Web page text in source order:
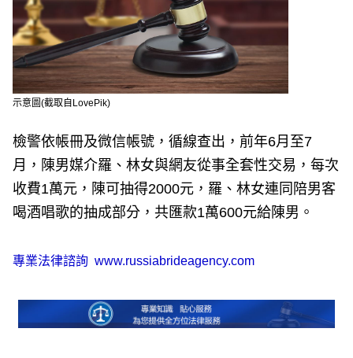
示意圖(截取自LovePik)
檢警依帳冊及微信帳號，循線查出，前年6月至7
月，陳男媒介羅、林女與網友從事全套性交易，每次
收費1萬元，陳可抽得2000元，羅、林女連同陪男客
喝酒唱歌的抽成部分，共匯款1萬600元給陳男。
專業法律諮詢www.russiabrideagency.com